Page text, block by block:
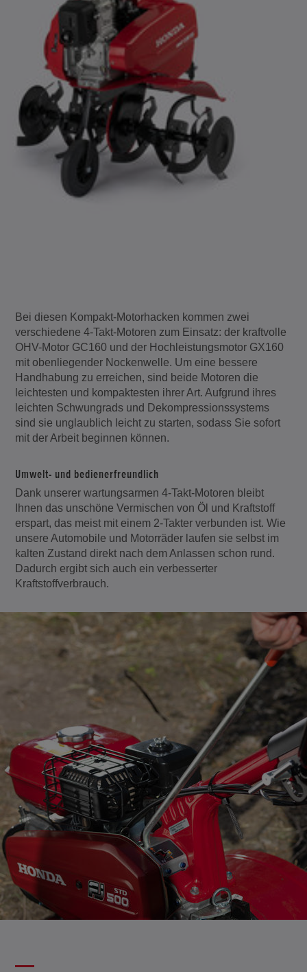
Bei diesen Kompakt-Motorhacken kommen zwei
verschiedene 4-Takt-Motoren zum Einsatz: der kraftvolle
OHV-Motor GC160 und der Hochleistungsmotor GX160
mit obenliegender Nockenwelle. Um eine bessere
Handhabung zu erreichen, sind beide Motoren die
leichtesten und kompaktesten ihrer Art. Aufgrund ihres
leichten Schwungrads und Dekompressionssystems
sind sie unglaublich leicht zu starten, sodass Sie sofort
mit der Arbeit beginnen können.
Umwelt- und bedienerfreundlich
Dank unserer wartungsarmen 4-Takt-Motoren bleibt
Ihnen das unschöne Vermischen von Öl und Kraftstoff
erspart, das meist mit einem 2-Takter verbunden ist. Wie
unsere Automobile und Motorräder laufen sie selbst im
kalten Zustand direkt nach dem Anlassen schon rund.
Dadurch ergibt sich auch ein verbesserter
Kraftstoffverbrauch.